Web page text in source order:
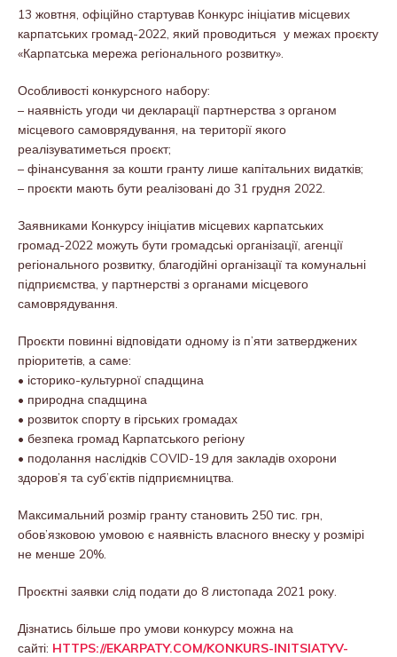
13 жовтня, офіційно стартував Конкурс ініціатив місцевих
карпатських громад-2022, який проводиться у межах проєкту
«Карпатська мережа регіонального розвитку».
Особливості конкурсного набору:
– наявність угоди чи декларації партнерства з органом
місцевого самоврядування, на території якого
реалізуватиметься проєкт;
– фінансування за кошти гранту лише капітальних видатків;
– проєкти мають бути реалізовані до 31 грудня 2022.
Заявниками Конкурсу ініціатив місцевих карпатських
громад-2022 можуть бути громадські організації, агенції
регіонального розвитку, благодійні організації та комунальні
підприємства, у партнерстві з органами місцевого
самоврядування.
Проєкти повинні відповідати одному із п’яти затверджених
пріоритетів, а саме:
• історико-культурної спадщина
• природна спадщина
• розвиток спорту в гірських громадах
• безпека громад Карпатського регіону
• подолання наслідків COVID-19 для закладів охорони
здоров’я та суб’єктів підприємництва.
Максимальний розмір гранту становить 250 тис. грн,
обов’язковою умовою є наявність власного внеску у розмірі
не менше 20%.
Проєктні заявки слід подати до 8 листопада 2021 року.
Дізнатись більше про умови конкурсу можна на
сайті: HTTPS://EKARPATY.COM/KONKURS-INITSIATYV-